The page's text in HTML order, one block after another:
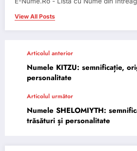
View All Posts
Articolul anterior
Numele KITZU: semnificație,
personalitate
Articolul următor
Numele SHELOMIYTH:
trăsături și personalitate